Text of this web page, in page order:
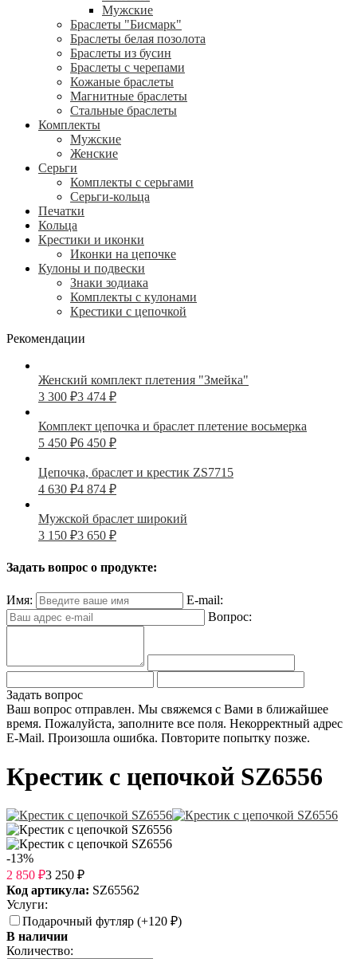
Мужские
Браслеты "Бисмарк"
Браслеты белая позолота
Браслеты из бусин
Браслеты с черепами
Кожаные браслеты
Магнитные браслеты
Стальные браслеты
Комплекты
Мужские
Женские
Серьги
Комплекты с серьгами
Серьги-кольца
Печатки
Кольца
Крестики и иконки
Иконки на цепочке
Кулоны и подвески
Знаки зодиака
Комплекты с кулонами
Крестики с цепочкой
Рекомендации
Женский комплект плетения "Змейка"
3 300 ₽3 474 ₽
Комплект цепочка и браслет плетение восьмерка
5 450 ₽6 450 ₽
Цепочка, браслет и крестик ZS7715
4 630 ₽4 874 ₽
Мужской браслет широкий
3 150 ₽3 650 ₽
Задать вопрос о продукте:
Имя:
E-mail:
Вопрос:
Задать вопрос
Ваш вопрос отправлен. Мы свяжемся с Вами в ближайшее
время. Пожалуйста, заполните все поля. Некорректный адрес
E-Mail. Произошла ошибка. Повторите попытку позже.
Крестик с цепочкой SZ6556
-13%
2 850 ₽3 250 ₽
Код артикула: SZ65562
Услуги:
Подарочный футляр (+120 ₽)
В наличии
Количество: